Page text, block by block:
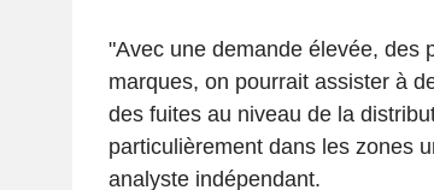
"Avec une demande élevée, des
marques, on pourrait assister à
des fuites au niveau de la
particulièrement dans les zones
analyste indépendant.